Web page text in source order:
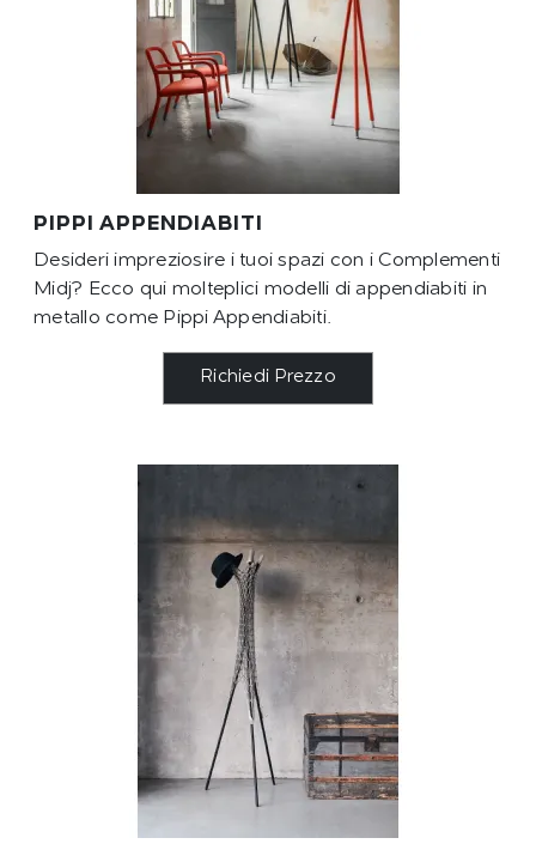
PIPPI APPENDIABITI
Desideri impreziosire i tuoi spazi con i Complementi
Midj? Ecco qui molteplici modelli di appendiabiti in
metallo come Pippi Appendiabiti.
Richiedi Prezzo